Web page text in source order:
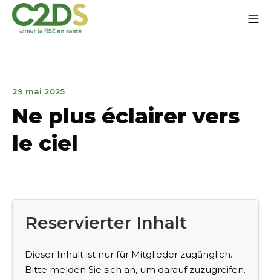
Zum
Inhalt
springen
29 mai 20259
2025
Ne plus éclairer vers
le ciel
Reservierter Inhalt
Dieser Inhalt ist nur für Mitglieder zugänglich.
Bitte melden Sie sich an, um darauf zuzugreifen.